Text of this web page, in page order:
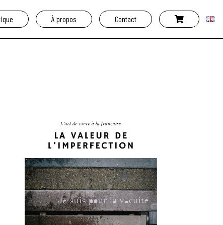
À propos Contact